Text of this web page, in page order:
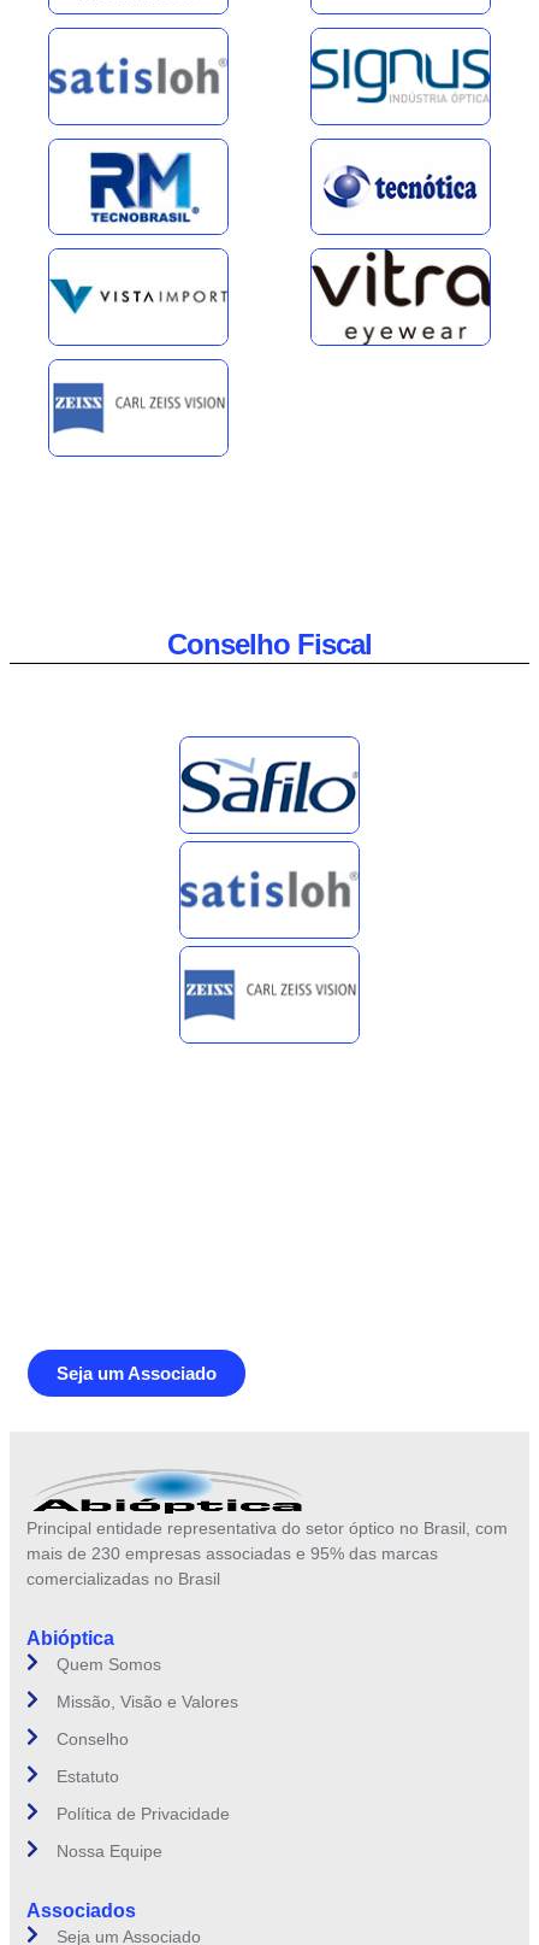
Conselho Fiscal
Seja um Associado
Principal entidade representativa do setor óptico no Brasil, com
mais de 230 empresas associadas e 95% das marcas
comercializadas no Brasil
Abióptica
Quem Somos
Missão, Visão e Valores
Conselho
Estatuto
Política de Privacidade
Nossa Equipe
Associados
Seja um Associado